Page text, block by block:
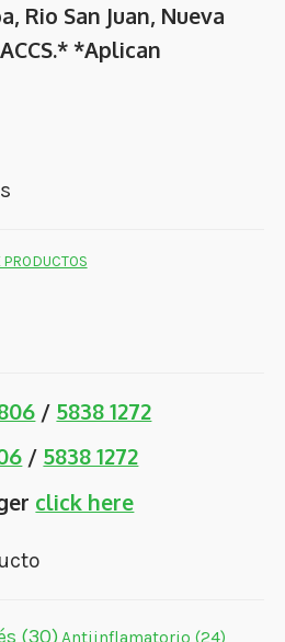
Rio San Juan, Nueva
*Aplican
/ 5838 1272
/ 5838 1272
click here
(30)Antiinflamatorio (24)